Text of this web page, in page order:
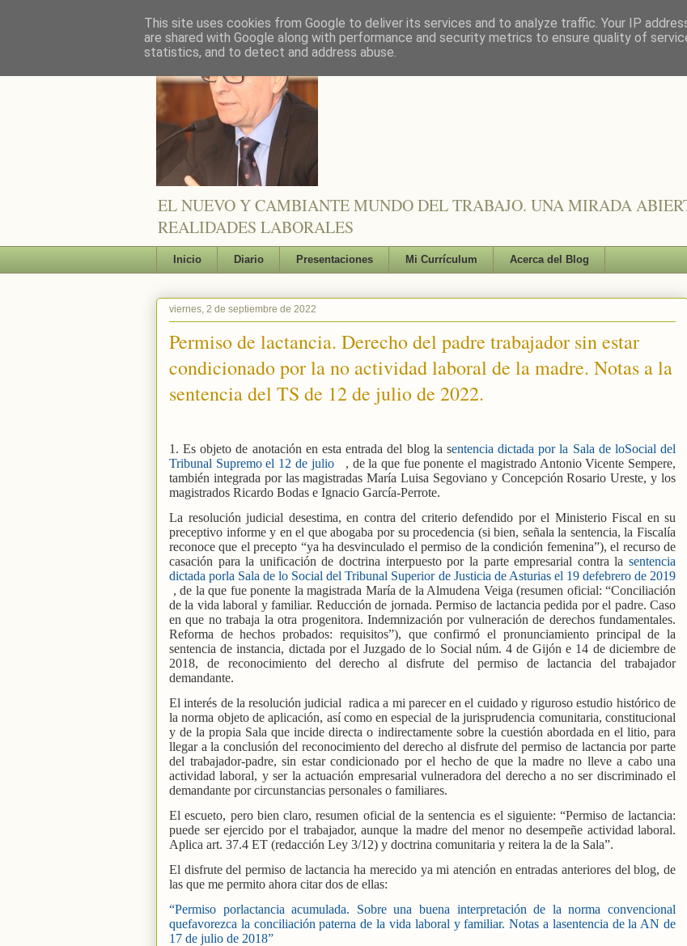
EL NUEVO Y CAMBIANTE MUNDO DEL TRABAJO. UNA MIRADA
REALIDADES LABORALES
Inicio Diario Presentaciones Mi Currículum Acerca del Blog
viernes, 2 de septiembre de 2022
Permiso de lactancia. Derecho del padre trabajador sin estar
condicionado por la no actividad laboral de la madre. Notas a la
sentencia del TS de 12 de julio de 2022.
1. Es objeto de anotación en esta entrada del blog la sentencia dictada por la Sala de loSocial del
Tribunal Supremo el 12 de julio
, de la que fue ponente el magistrado Antonio Vicente Sempere,
también integrada por las magistradas María Luisa Segoviano y Concepción Rosario Ureste, y los
magistrados Ricardo Bodas e Ignacio García-Perrote.
La resolución judicial desestima, en contra del criterio defendido por el Ministerio Fiscal en su
preceptivo informe y en el que abogaba por su procedencia (si bien, señala la sentencia, la Fiscalía
reconoce que el precepto “ya ha desvinculado el permiso de la condición femenina”), el recurso de
casación para la unificación de doctrina interpuesto por la parte empresarial contra la sentencia
dictada porla Sala de lo Social del Tribunal Superior de Justicia de Asturias el 19 defebrero de 2019
, de la que fue ponente la magistrada María de la Almudena Veiga (resumen oficial: “Conciliación
de la vida laboral y familiar. Reducción de jornada. Permiso de lactancia pedida por el padre. Caso
en que no trabaja la otra progenitora. Indemnización por vulneración de derechos fundamentales.
Reforma de hechos probados: requisitos”), que confirmó el pronunciamiento principal de la
sentencia de instancia, dictada por el Juzgado de lo Social núm. 4 de Gijón e 14 de diciembre de
2018, de reconocimiento del derecho al disfrute del permiso de lactancia del trabajador
demandante.
El interés de la resolución judicial radica a mi parecer en el cuidado y riguroso estudio histórico de
la norma objeto de aplicación, así como en especial de la jurisprudencia comunitaria, constitucional
y de la propia Sala que incide directa o indirectamente sobre la cuestión abordada en el litio, para
llegar a la conclusión del reconocimiento del derecho al disfrute del permiso de lactancia por parte
del trabajador-padre, sin estar condicionado por el hecho de que la madre no lleve a cabo una
actividad laboral, y ser la actuación empresarial vulneradora del derecho a no ser discriminado el
demandante por circunstancias personales o familiares.
El escueto, pero bien claro, resumen oficial de la sentencia es el siguiente: “Permiso de lactancia:
puede ser ejercido por el trabajador, aunque la madre del menor no desempeñe actividad laboral.
Aplica art. 37.4 ET (redacción Ley 3/12) y doctrina comunitaria y reitera la de la Sala”.
El disfrute del permiso de lactancia ha merecido ya mi atención en entradas anteriores del blog, de
las que me permito ahora citar dos de ellas:
“Permiso porlactancia acumulada. Sobre una buena interpretación de la norma convencional
quefavorezca la conciliación paterna de la vida laboral y familiar. Notas a lasentencia de la AN de
17 de julio de 2018”
This site uses cookies from Google to deliver its services and to analyze traffic. Your IP
are shared with Google along with performance and security metrics to ensure quality of
statistics, and to detect and address abuse.